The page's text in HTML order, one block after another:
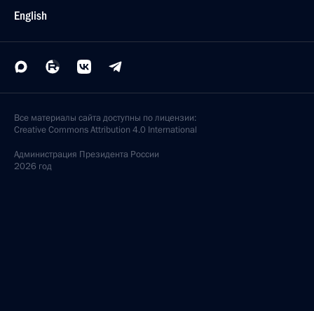
English
Все материалы сайта доступны по лицензии:
Creative Commons Attribution 4.0 International
Администрация Президента России
2026 год